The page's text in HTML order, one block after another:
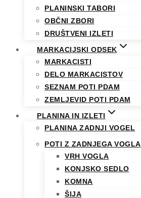
PLANINSKI TABORI
OBČNI ZBORI
DRUŠTVENI IZLETI
MARKACIJSKI ODSEK
MARKACISTI
DELO MARKACISTOV
SEZNAM POTI PDAM
ZEMLJEVID POTI PDAM
PLANINA IN IZLETI
PLANINA ZADNJI VOGEL
POTI Z ZADNJEGA VOGLA
VRH VOGLA
KONJSKO SEDLO
KOMNA
ŠIJA